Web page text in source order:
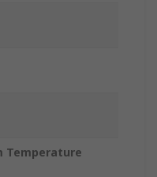
Temperature